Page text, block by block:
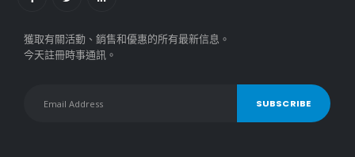
獲取有關活動、銷售和優惠的所有最新信息。
今天註冊時事通訊。